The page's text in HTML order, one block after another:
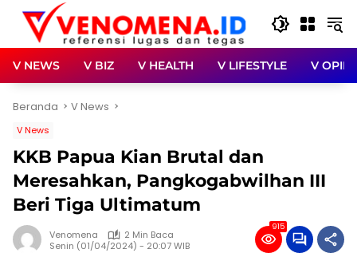
Langsung
konten
V NEWS V BIZ V HEALTH V LIFESTYLE V OPINI
Beranda V News
V News
KKB Papua Kian Brutal dan
Meresahkan, Pangkogabwilhan III
Beri Tiga Ultimatum
Venomena
2 Min Baca
Senin (01/04/2024) - 20:07 WIB
915